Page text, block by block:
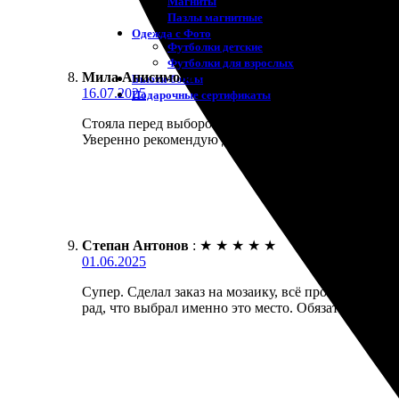
Пазлы магнитные
Одежда с Фото
Футболки детские
Футболки для взрослых
Бьюти-боксы
Подарочные сертификаты
Мила Анисимова :
16.07.2025
Стояла перед выбором, и случайно наткнулась на
Уверенно рекомендую другим!
Степан Антонов : ★ ★ ★ ★ ★
01.06.2025
Супер. Сделал заказ на мозаику, всё прошло
рад, что выбрал именно это место. Обязательно